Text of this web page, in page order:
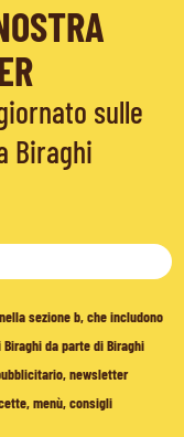
sulle
Biraghi
sezione b, che includono
da parte di Biraghi
newsletter
menù, consigli